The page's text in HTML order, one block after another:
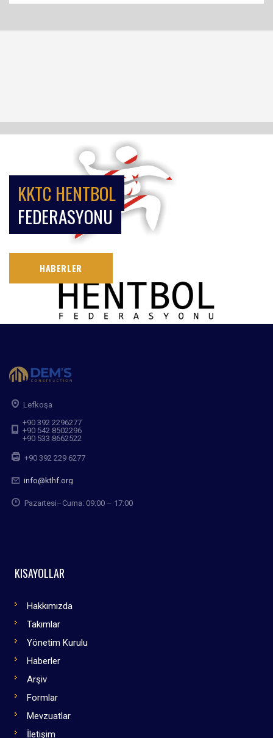
KKTC HENTBOL
FEDERASYONU
HABERLER
Lefkoşa
+90 392 2296277
+90 542 8502296
+90 533 8662522
+90 392 229 6277
info@kthf.org
Pazartesi–Cuma: 09:00 – 17:00
KISAYOLLAR
Hakkımızda
Takımlar
Yönetim Kurulu
Haberler
Arşiv
Formlar
Mevzuatlar
İletişim